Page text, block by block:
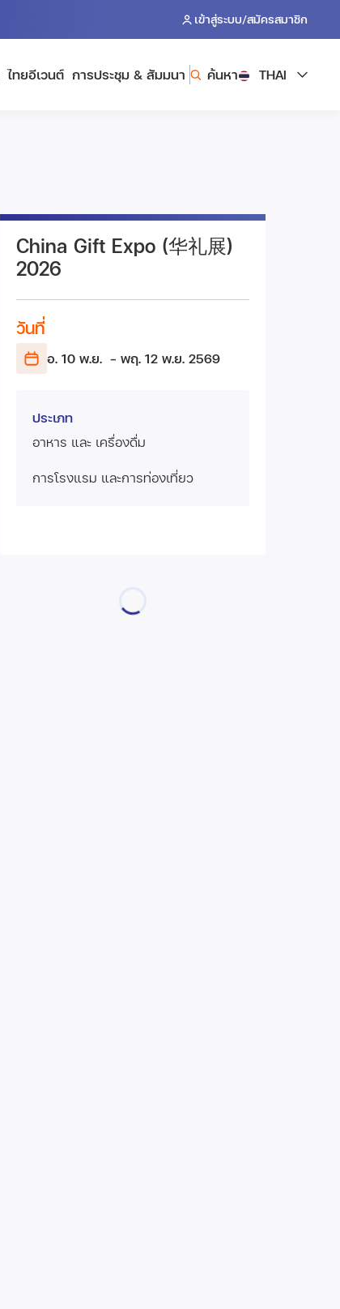
เข้าสู่ระบบ/สมัครสมาชิก
ไทยอีเวนต์ การประชุม & สัมมนา ค้นหา THAI
China Gift Expo (华礼展)
2026
วันที่
อ. 10 พ.ย. - พฤ. 12 พ.ย. 2569
ประเภท
อาหาร และ เครื่องดื่ม
การโรงแรม และการท่องเที่ยว